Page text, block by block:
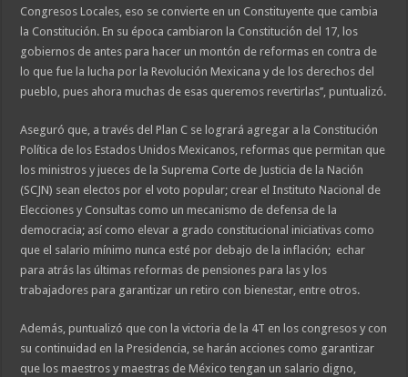
Congresos Locales, eso se convierte en un Constituyente que cambia
la Constitución. En su época cambiaron la Constitución del 17, los
gobiernos de antes para hacer un montón de reformas en contra de
lo que fue la lucha por la Revolución Mexicana y de los derechos del
pueblo, pues ahora muchas de esas queremos revertirlas’’, puntualizó.
Aseguró que, a través del Plan C se logrará agregar a la Constitución
Política de los Estados Unidos Mexicanos, reformas que permitan que
los ministros y jueces de la Suprema Corte de Justicia de la Nación
(SCJN) sean electos por el voto popular; crear el Instituto Nacional de
Elecciones y Consultas como un mecanismo de defensa de la
democracia; así como elevar a grado constitucional iniciativas como
que el salario mínimo nunca esté por debajo de la inflación; echar
para atrás las últimas reformas de pensiones para las y los
trabajadores para garantizar un retiro con bienestar, entre otros.
Además, puntualizó que con la victoria de la 4T en los congresos y con
su continuidad en la Presidencia, se harán acciones como garantizar
que los maestros y maestras de México tengan un salario digno,